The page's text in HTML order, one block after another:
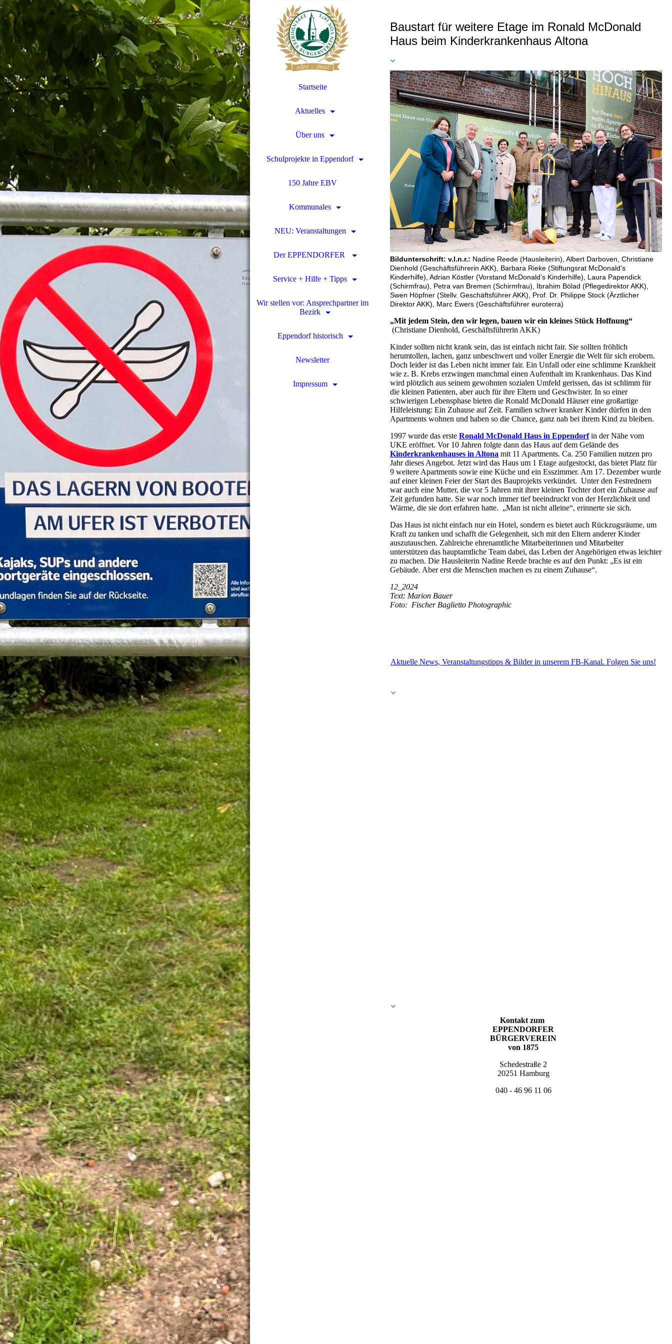
Startseite
Aktuelles
Über uns
Schulprojekte in Eppendorf
150 Jahre EBV
Kommunales
NEU: Veranstaltungen
Der EPPENDORFER
Service + Hilfe + Tipps
Wir stellen vor: Ansprechpartner im
Bezirk
Eppendorf historisch
Newsletter
Impressum
Baustart für weitere Etage im Ronald McDonald
Haus beim Kinderkrankenhaus Altona
Bildunterschrift: v.l.n.r.: Nadine Reede (Hausleiterin), Albert Darboven, Christiane
Dienhold (Geschäftsführerin AKK), Barbara Rieke (Stiftungsrat McDonald’s
Kinderhilfe), Adrian Köstler (Vorstand McDonald’s Kinderhilfe), Laura Papendick
(Schirmfrau), Petra van Bremen (Schirmfrau), Ibrahim Bölad (Pflegedirektor AKK),
Swen Höpfner (Stellv. Geschäftsführer AKK), Prof. Dr. Philippe Stock (Ärztlicher
Direktor AKK), Marc Ewers (Geschäftsführer euroterra)
„Mit jedem Stein, den wir legen, bauen wir ein kleines Stück Hoffnung“
(Christiane Dienhold, Geschäftsführerin AKK)
Kinder sollten nicht krank sein, das ist einfach nicht fair. Sie sollten fröhlich
herumtollen, lachen, ganz unbeschwert und voller Energie die Welt für sich erobern.
Doch leider ist das Leben nicht immer fair. Ein Unfall oder eine schlimme Krankheit
wie z. B. Krebs erzwingen manchmal einen Aufenthalt im Krankenhaus. Das Kind
wird plötzlich aus seinem gewohnten sozialen Umfeld gerissen, das ist schlimm für
die kleinen Patienten, aber auch für ihre Eltern und Geschwister. In so einer
schwierigen Lebensphase bieten die Ronald McDonald Häuser eine großartige
Hilfeleistung: Ein Zuhause auf Zeit. Familien schwer kranker Kinder dürfen in den
Apartments wohnen und haben so die Chance, ganz nah bei ihrem Kind zu bleiben.
1997 wurde das erste Ronald McDonald Haus in Eppendorfin der Nähe vom
UKE eröffnet. Vor 10 Jahren folgte dann das Haus auf dem Gelände des
Kinderkrankenhauses in Altona mit 11 Apartments. Ca. 250 Familien nutzen pro
Jahr dieses Angebot. Jetzt wird das Haus um 1 Etage aufgestockt, das bietet Platz für
9 weitere Apartments sowie eine Küche und ein Esszimmer. Am 17. Dezember wurde
auf einer kleinen Feier der Start des Bauprojekts verkündet. Unter den Festrednern
war auch eine Mutter, die vor 5 Jahren mit ihrer kleinen Tochter dort ein Zuhause auf
Zeit gefunden hatte. Sie war noch immer tief beeindruckt von der Herzlichkeit und
Wärme, die sie dort erfahren hatte. „Man ist nicht alleine“, erinnerte sie sich.
Das Haus ist nicht einfach nur ein Hotel, sondern es bietet auch Rückzugsräume, um
Kraft zu tanken und schafft die Gelegenheit, sich mit den Eltern anderer Kinder
auszutauschen. Zahlreiche ehrenamtliche Mitarbeiterinnen und Mitarbeiter
unterstützen das hauptamtliche Team dabei, das Leben der Angehörigen etwas leichter
zu machen. Die Hausleiterin Nadine Reede brachte es auf den Punkt: „Es ist ein
Gebäude. Aber erst die Menschen machen es zu einem Zuhause“.
12_2024
Text: Marion Bauer
Foto: Fischer Baglietto Photographic
Aktuelle News, Veranstaltungstipps & Bilder in unserem FB-Kanal. Folgen Sie uns!
Kontakt zum
EPPENDORFER
BÜRGERVEREIN
von 1875
Schedestraße 2
20251 Hamburg
040 - 46 96 11 06